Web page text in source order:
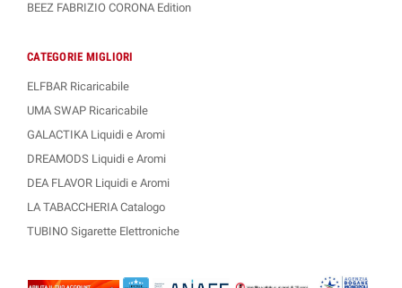
BEEZ FABRIZIO CORONA Edition
CATEGORIE MIGLIORI
ELFBAR Ricaricabile
UMA SWAP Ricaricabile
GALACTIKA Liquidi e Aromi
DREAMODS Liquidi e Aromi
DEA FLAVOR Liquidi e Aromi
LA TABACCHERIA Catalogo
TUBINO Sigarette Elettroniche